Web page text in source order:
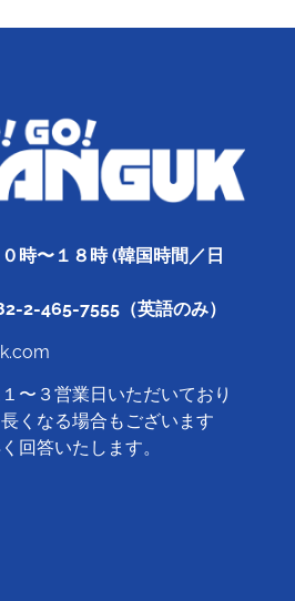
時〜１８時 (韓国時間／日
2-465-7555（英語のみ）
〜３営業日いただいており
くなる場合もございます
回答いたします。